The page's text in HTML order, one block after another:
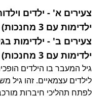
ילדימות עם 3 מחנכות)
ילדימות עם 3 מחנכות)
גיל המעבר בו הילדים
לילדים עצמאיים. זהו גיל
לפתח תהליכי חיברות